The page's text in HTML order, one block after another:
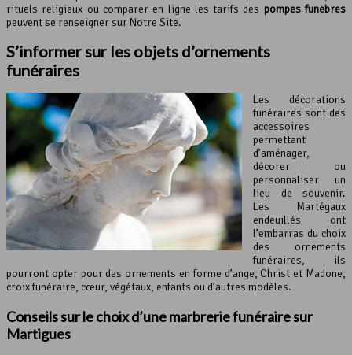
rituels religieux ou comparer en ligne les tarifs des pompes funèbres
peuvent se renseigner sur Notre Site.
S’informer sur les objets d’ornements
funéraires
Les décorations
funéraires sont des
accessoires
permettant
d’aménager,
décorer ou
personnaliser un
lieu de souvenir.
Les Martégaux
endeuillés ont
l’embarras du choix
des ornements
funéraires, ils
pourront opter pour des ornements en forme d’ange, Christ et Madone,
croix funéraire, cœur, végétaux, enfants ou d’autres modèles.
Conseils sur le choix d’une marbrerie funéraire sur
Martigues